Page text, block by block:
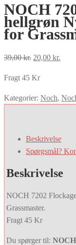
NOCH
hellgrøn
for
39,00kr. Den
pris
var:
39,00 kr..
20,00 kr.
er:
Fragt 45 Kr
Kategorier: Noch,
Beskrivelse
Spørgsmål?
Beskrivelse
NOCH 7202
Grassmaster.
Fragt 45 Kr
Du spørger til: